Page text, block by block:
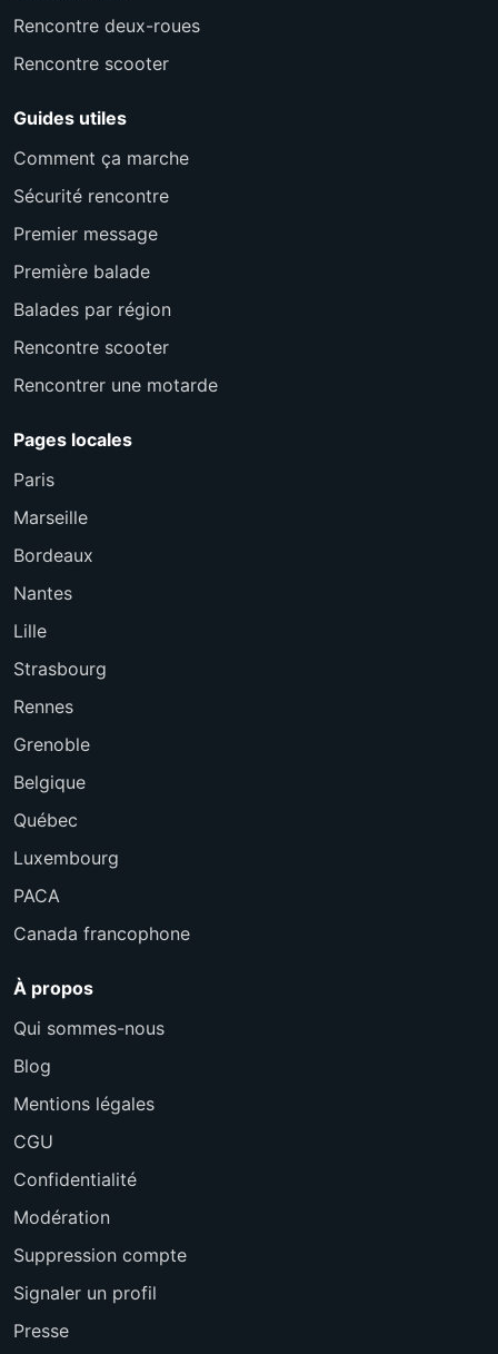
Rencontre deux-roues
Rencontre scooter
Guides utiles
Comment ça marche
Sécurité rencontre
Premier message
Première balade
Balades par région
Rencontre scooter
Rencontrer une motarde
Pages locales
Paris
Marseille
Bordeaux
Nantes
Lille
Strasbourg
Rennes
Grenoble
Belgique
Québec
Luxembourg
PACA
Canada francophone
À propos
Qui sommes-nous
Blog
Mentions légales
CGU
Confidentialité
Modération
Suppression compte
Signaler un profil
Presse